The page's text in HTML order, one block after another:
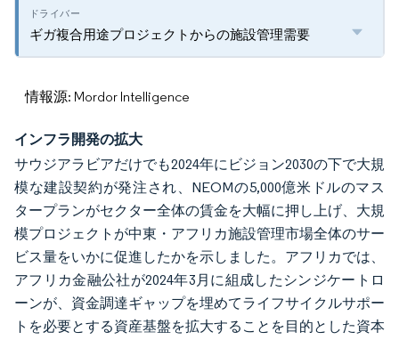
ギガ複合用途プロジェクトからの施設管理需要
情報源: Mordor Intelligence
インフラ開発の拡大
サウジアラビアだけでも2024年にビジョン2030の下で大規
模な建設契約が発注され、NEOMの5,000億米ドルのマス
タープランがセクター全体の賃金を大幅に押し上げ、大規
模プロジェクトが中東・アフリカ施設管理市場全体のサー
ビス量をいかに促進したかを示しました。アフリカでは、
アフリカ金融公社が2024年3月に組成したシンジケートロ
ーンが、資金調達ギャップを埋めてライフサイクルサポー
トを必要とする資産基盤を拡大することを目的とした資本